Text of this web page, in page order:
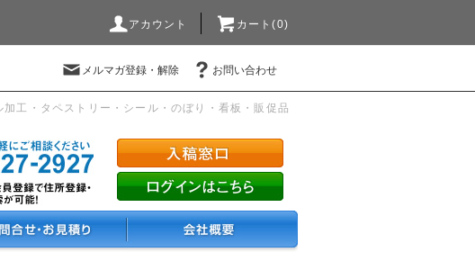
アカウント カート(0)
メルマガ登録・解除 お問い合わせ
工・タペストリー・シール・のぼり・看板・販促品